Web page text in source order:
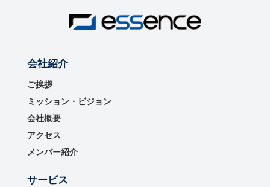
会社紹介
ご挨拶
ミッション・ビジョン
会社概要
アクセス
メンバー紹介
サービス